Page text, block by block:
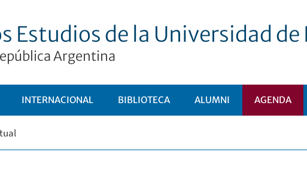
Estudios de la Universidad de
Argentina
INTERNACIONAL BIBLIOTECA ALUMNI AGENDA